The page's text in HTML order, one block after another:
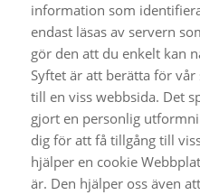
information som
endast läsas av servern
gör den att du enkelt kan
Syftet är att berätta för
till en viss webbsida. Det
gjort en personlig
dig för att få tillgång till
hjälper en cookie
är. Den hjälper oss även